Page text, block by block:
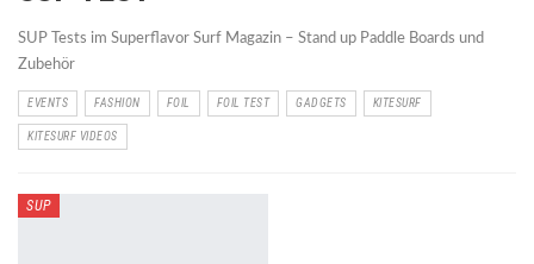
SUP Tests im Superflavor Surf Magazin – Stand up Paddle Boards und
Zubehör
EVENTS FASHION FOIL FOIL TEST GADGETS KITESURF
KITESURF VIDEOS
SUP